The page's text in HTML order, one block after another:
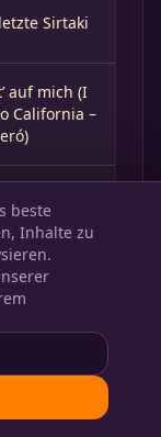
beste
Inhalte zu
Sirtaki
auf mich (I
California –
in den
aus
kein
für eine